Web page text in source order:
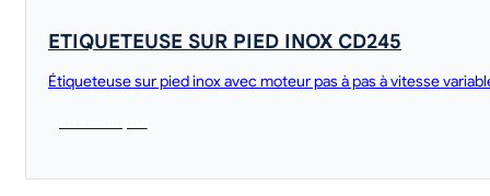
ETIQUETEUSE SUR PIED INOX CD245
Étiqueteuse sur pied inox avec moteur pas à pas à vitesse